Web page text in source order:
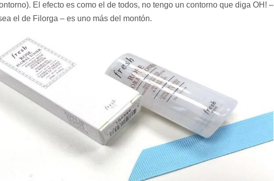
El efecto es como el de todos, no tengo un contorno que diga OH! –
el de Filorga – es uno más del montón.